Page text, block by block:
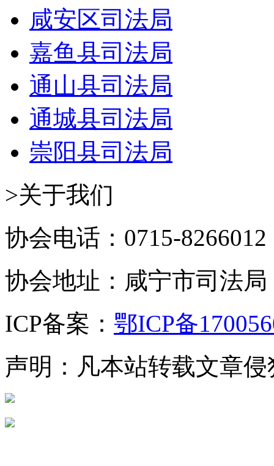
咸安区司法局
嘉鱼县司法局
通山县司法局
通城县司法局
崇阳县司法局
>关于我们
协会电话：0715-8266012
协会地址：咸宁市司法
ICP备案： 鄂ICP备
声明：凡本站转载文章